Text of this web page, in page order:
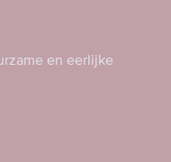
en eerlijke